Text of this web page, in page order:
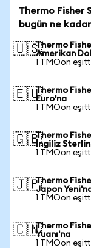
Thermo Fisher
bugün ne
🇺🇸Thermo
Amerikan
1 TMOon
🇪🇺Thermo
Euro'na
1 TMOon
🇬🇧Thermo
İngiliz
1 TMOon
🇯🇵Thermo
Japon
1 TMOon
🇨🇳Thermo
Yuanı'na
1 TMOon